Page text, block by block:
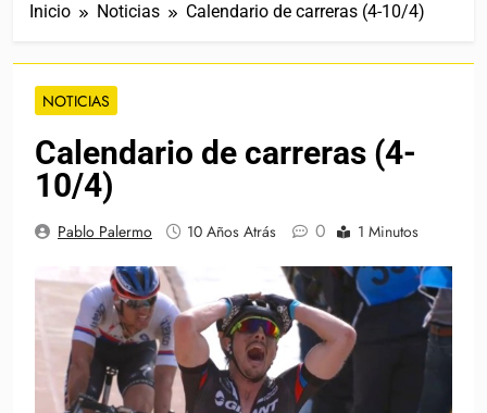
Inicio Noticias Calendario de carreras (4-10/4)
NOTICIAS
Calendario de carreras (4-
10/4)
Pablo Palermo 10 Años Atrás 0 1 Minutos